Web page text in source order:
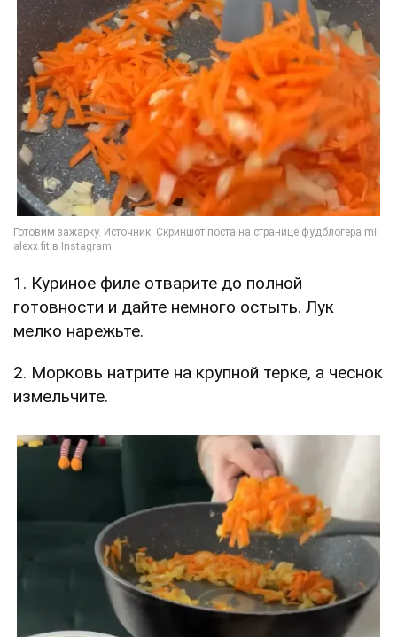
1. Куриное филе отварите до полной
готовности и дайте немного остыть. Лук
мелко нарежьте.
2. Морковь натрите на крупной терке, а чеснок
измельчите.